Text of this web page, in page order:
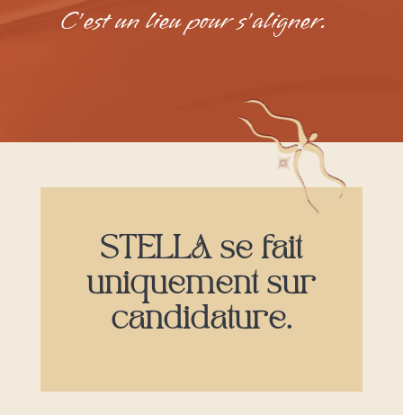
C’est un lieu pour s’aligner.
STELLA se fait
uniquement sur
candidature.